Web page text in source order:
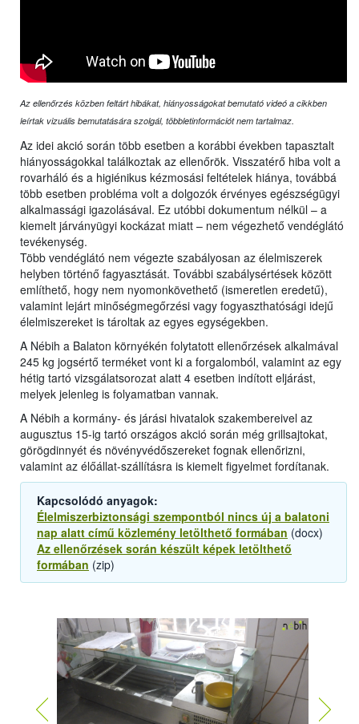
Az ellenőrzés közben feltárt hibákat, hiányosságokat bemutató videó a cikkben
leírtak vizuális bemutatására szolgál, többletinformációt nem tartalmaz.
Az idei akció során több esetben a korábbi években tapasztalt
hiányosságokkal találkoztak az ellenőrök. Visszatérő hiba volt a
rovarháló és a higiénikus kézmosási feltételek hiánya, továbbá
több esetben probléma volt a dolgozók érvényes egészségügyi
alkalmassági igazolásával. Ez utóbbi dokumentum nélkül – a
kiemelt járványügyi kockázat miatt – nem végezhető vendéglátó
tevékenység.
Több vendéglátó nem végezte szabályosan az élelmiszerek
helyben történő fagyasztását. További szabálysértések között
említhető, hogy nem nyomonkövethető (ismeretlen eredetű),
valamint lejárt minőségmegőrzési vagy fogyaszthatósági idejű
élelmiszereket is tároltak az egyes egységekben.
A Nébih a Balaton környékén folytatott ellenőrzések alkalmával
245 kg jogsértő terméket vont ki a forgalomból, valamint az egy
hétig tartó vizsgálatsorozat alatt 4 esetben indított eljárást,
melyek jelenleg is folyamatban vannak.
A Nébih a kormány- és járási hivatalok szakembereivel az
augusztus 15-ig tartó országos akció során még grillsajtokat,
görögdinnyét és növényvédőszereket fognak ellenőrizni,
valamint az élőállat-szállításra is kiemelt figyelmet fordítanak.
Kapcsolódó anyagok:
Élelmiszerbiztonsági szempontból nincs új a balatoni
nap alatt című közlemény letölthető formában (docx)
Az ellenőrzések során készült képek letölthető
formában (zip)